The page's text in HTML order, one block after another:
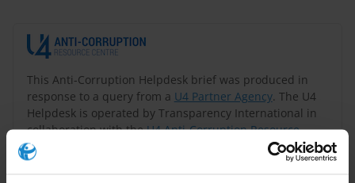
This Anti-Corruption Helpdesk brief was produced in
response to a query from a U4 Partner Agency. The U4
Helpdesk is operated by Transparency International in
collaboration with theU4 Anti-Corruption Resource
Centre